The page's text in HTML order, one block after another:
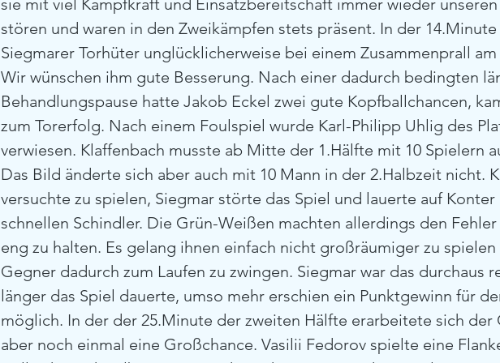
sie mit viel Kampfkraft und Einsatzbereitschaft immer wieder
stören und waren in den Zweikämpfen stets präsent. In der
Siegmarer Torhüter unglücklicherweise bei einem Zusammenprall
Wir wünschen ihm gute Besserung. Nach einer dadurch bedingten
Behandlungspause hatte Jakob Eckel zwei gute Kopfballchancen,
zum Torerfolg. Nach einem Foulspiel wurde Karl-Philipp Uhlig des
verwiesen. Klaffenbach musste ab Mitte der 1.Hälfte mit 10 Spielern
Das Bild änderte sich aber auch mit 10 Mann in der 2.Halbzeit nicht.
versuchte zu spielen, Siegmar störte das Spiel und lauerte auf
schnellen Schindler. Die Grün-Weißen machten allerdings den
eng zu halten. Es gelang ihnen einfach nicht großräumiger zu
Gegner dadurch zum Laufen zu zwingen. Siegmar war das durchaus
länger das Spiel dauerte, umso mehr erschien ein Punktgewinn für
möglich. In der der 25.Minute der zweiten Hälfte erarbeitete sich der
aber noch einmal eine Großchance. Vasilii Fedorov spielte eine